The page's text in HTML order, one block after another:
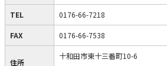
TEL 0176-66-7218
FAX 0176-66-7538
住所
十和田市東十三番町10-6